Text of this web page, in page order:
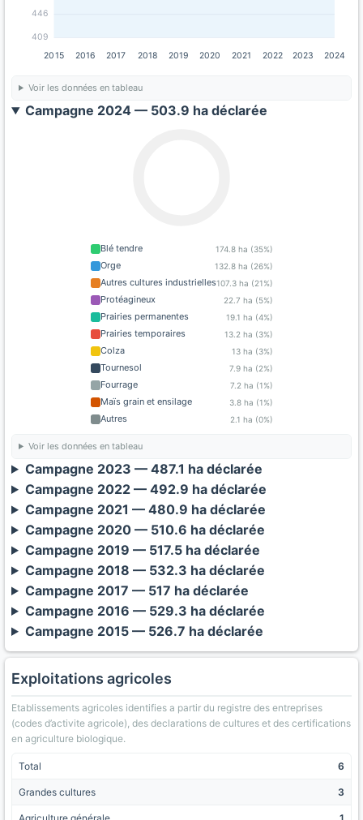
409
446
2015 2016 2017 2018 2019 2020 2021 2022 2023 2024
Voir les données en tableau
Campagne 2024 — 503.9 ha déclarée
Blé tendre 174.8 ha (35%)
Orge 132.8 ha (26%)
Autres cultures industrielles107.3 ha (21%)
Protéagineux 22.7 ha (5%)
Prairies permanentes 19.1 ha (4%)
Prairies temporaires 13.2 ha (3%)
Colza 13 ha (3%)
Tournesol 7.9 ha (2%)
Fourrage 7.2 ha (1%)
Maïs grain et ensilage 3.8 ha (1%)
Autres 2.1 ha (0%)
Voir les données en tableau
Campagne 2023 — 487.1 ha déclarée
Campagne 2022 — 492.9 ha déclarée
Campagne 2021 — 480.9 ha déclarée
Campagne 2020 — 510.6 ha déclarée
Campagne 2019 — 517.5 ha déclarée
Campagne 2018 — 532.3 ha déclarée
Campagne 2017 — 517 ha déclarée
Campagne 2016 — 529.3 ha déclarée
Campagne 2015 — 526.7 ha déclarée
Exploitations agricoles
Etablissements agricoles identifies a partir du registre des entreprises
(codes d’activite agricole), des declarations de cultures et des certifications
en agriculture biologique.
Total 6
Grandes cultures 3